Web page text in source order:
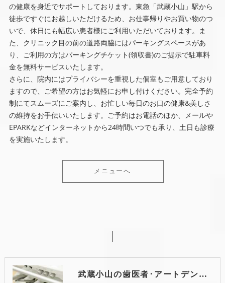
の健康を身近でサポートしております。東急「武蔵小山」駅から
徒歩ですぐにお越しいただけるため、お仕事帰りやお買い物のつ
いで、休日にも幅広い患者様にご利用いただいております。ま
た、クリニック目の前の道路両脇にはパーキングスペースがあ
り、ご利用の方はパーキングチケット(領収書)のご提示で駐車料
金を無料サービスいたします。
さらに、院内にはプライバシーを重視した個室もご用意しており
ますので、ご希望の方はお気軽にお申し付けください。完全予約
制にてスムーズにご案内し、お忙しい毎日のお口の健康&美しさ
の維持をお手伝いいたします。ご予約はお電話のほか、メールや
EPARKなどインターネットから24時間いつでも承り、土日も診療
を実施いたします。
メニューへ
武蔵小山の歯医者･アートデンタル武蔵小山の口コミ情報